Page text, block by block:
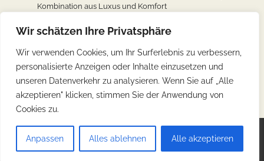
Wir schätzen Ihre Privatsphäre
Wir verwenden Cookies, um Ihr Surferlebnis zu verbessern,
personalisierte Anzeigen oder Inhalte einzusetzen und
unseren Datenverkehr zu analysieren. Wenn Sie auf „Alle
akzeptieren" klicken, stimmen Sie der Anwendung von
Cookies zu.
Anpassen Alles ablehnen Alle akzeptieren
Kombination aus Luxus und Komfort
Wie man von den wichtigsten Städten weltweit nach
Hannover fliegt: Ein Überblick über Flugverbindungen
Hannovers kulinarische Reise: Unverzichtbare traditionelle
deutsche Köstlichkeiten
Copyright © 2026 Günstig Reisen Impressum
|